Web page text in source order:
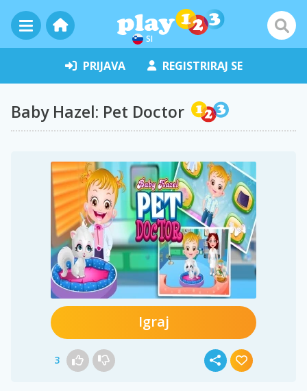
SI
PRIJAVA REGISTRIRAJ SE
Baby Hazel: Pet Doctor
Igraj
3